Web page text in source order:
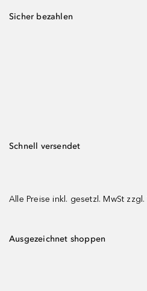
Sicher bezahlen
Schnell versendet
Alle Preise inkl. gesetzl. MwSt zzgl.
Ausgezeichnet shoppen